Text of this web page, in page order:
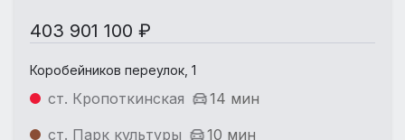
403 901 100 ₽
Коробейников переулок, 1
ст. Кропоткинская
14 мин
ст. Парк культуры
10 мин